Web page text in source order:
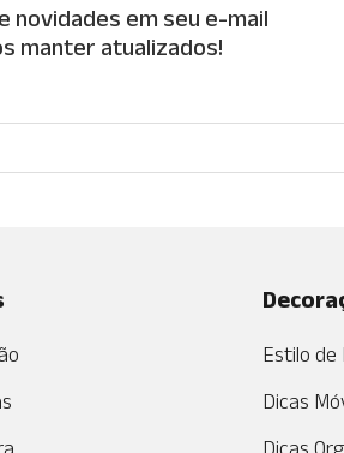
novidades em seu e-mail
manter atualizados!
Estilo de
Dicas
Dicas